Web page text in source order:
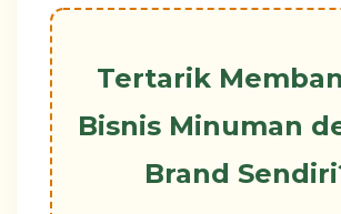
Tertarik
Bisnis Minuman
Brand